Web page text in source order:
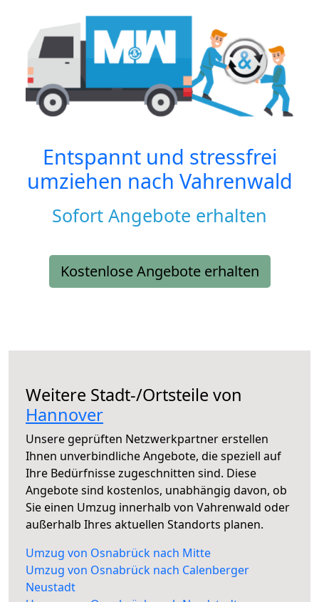
Entspannt und stressfrei
umziehen nach Vahrenwald
Sofort Angebote erhalten
Kostenlose Angebote erhalten
Weitere Stadt-/Ortsteile von
Hannover
Unsere geprüften Netzwerkpartner erstellen
Ihnen unverbindliche Angebote, die speziell auf
Ihre Bedürfnisse zugeschnitten sind. Diese
Angebote sind kostenlos, unabhängig davon, ob
Sie einen Umzug innerhalb von Vahrenwald oder
außerhalb Ihres aktuellen Standorts planen.
Umzug von Osnabrück nach Mitte
Umzug von Osnabrück nach Calenberger
Neustadt